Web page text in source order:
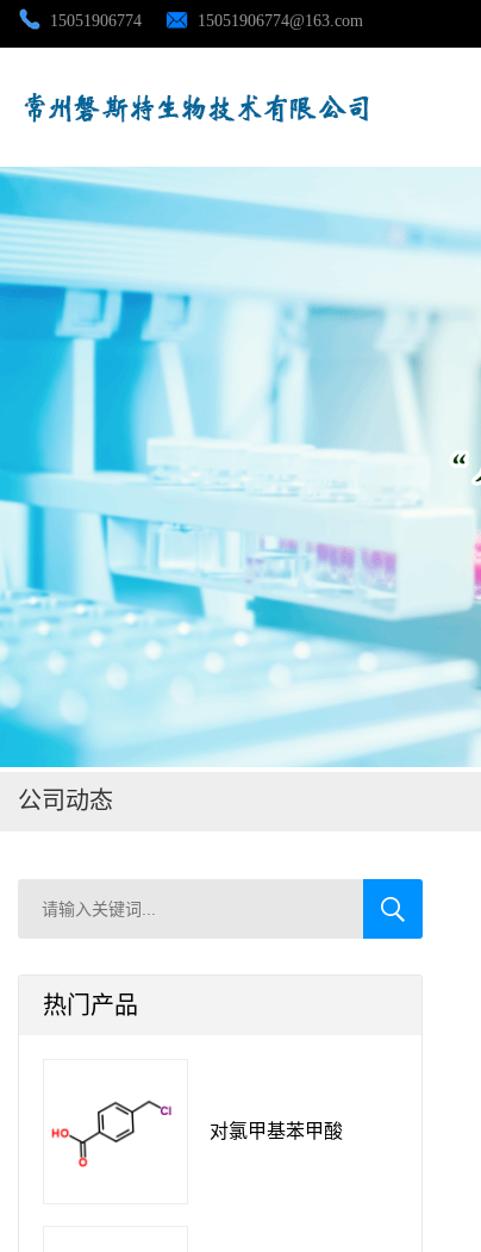
15051906774 15051906774@163.com
公司首页
公司介绍
公司动态
产品展厅
联系方式
公司动态
热门产品
对氯甲基苯甲酸